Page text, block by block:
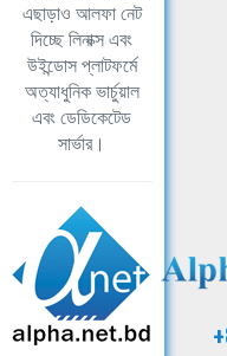
এছাড়াও আলফা নেট
দিচ্ছে লিনাক্স এবং
উইন্ডোস প্লাটফর্মে
অত্যাধুনিক ভার্চুয়াল
এবং ডেডিকেটেড
সার্ভার।